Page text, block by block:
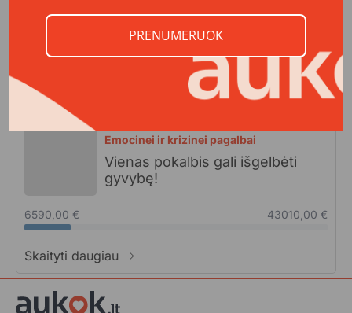
Visi projektai
Emocinei ir krizinei pagalbai
Vienas pokalbis gali išgelbėti
gyvybę!
6590,00 € 43010,00 €
Skaityti daugiau
PRENUMERUOK